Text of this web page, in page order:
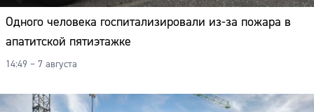
Одного человека госпитализировали из-за пожара в
апатитской пятиэтажке
14:49 – 7 августа